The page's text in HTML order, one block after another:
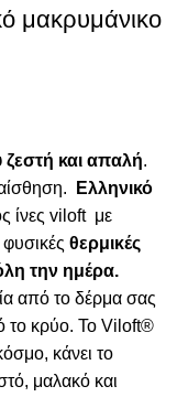
μακρυμάνικο
ζεστή και απαλή.
Ελληνικό
ίνες viloft με
θερμικές
την ημέρα.
από το δέρμα σας
το κρύο. Το Viloft®
κάνει το
μαλακό και